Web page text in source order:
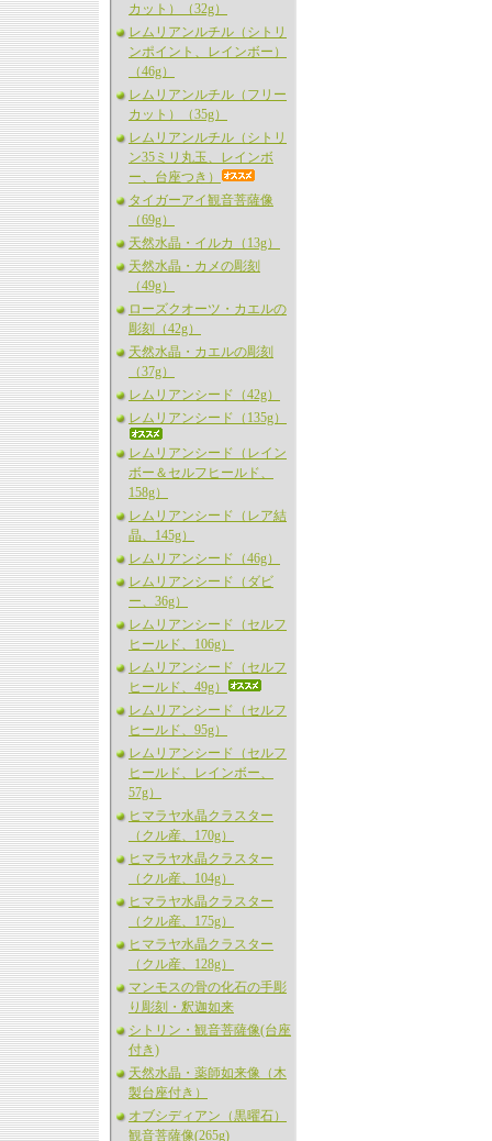
カット）（32g）
レムリアンルチル（シトリ
ンポイント、レインボー）
（46g）
レムリアンルチル（フリー
カット）（35g）
レムリアンルチル（シトリ
ン35ミリ丸玉、レインボ
ー、台座つき）
タイガーアイ観音菩薩像
（69g）
天然水晶・イルカ（13g）
天然水晶・カメの彫刻
（49g）
ローズクオーツ・カエルの
彫刻（42g）
天然水晶・カエルの彫刻
（37g）
レムリアンシード（42g）
レムリアンシード（135g）
レムリアンシード（レイン
ボー＆セルフヒールド、
158g）
レムリアンシード（レア結
晶、145g）
レムリアンシード（46g）
レムリアンシード（ダビ
ー、36g）
レムリアンシード（セルフ
ヒールド、106g）
レムリアンシード（セルフ
ヒールド、49g）
レムリアンシード（セルフ
ヒールド、95g）
レムリアンシード（セルフ
ヒールド、レインボー、
57g）
ヒマラヤ水晶クラスター
（クル産、170g）
ヒマラヤ水晶クラスター
（クル産、104g）
ヒマラヤ水晶クラスター
（クル産、175g）
ヒマラヤ水晶クラスター
（クル産、128g）
マンモスの骨の化石の手彫
り彫刻・釈迦如来
シトリン・観音菩薩像(台座
付き)
天然水晶・薬師如来像（木
製台座付き）
オブシディアン（黒曜石）
観音菩薩像(265g)